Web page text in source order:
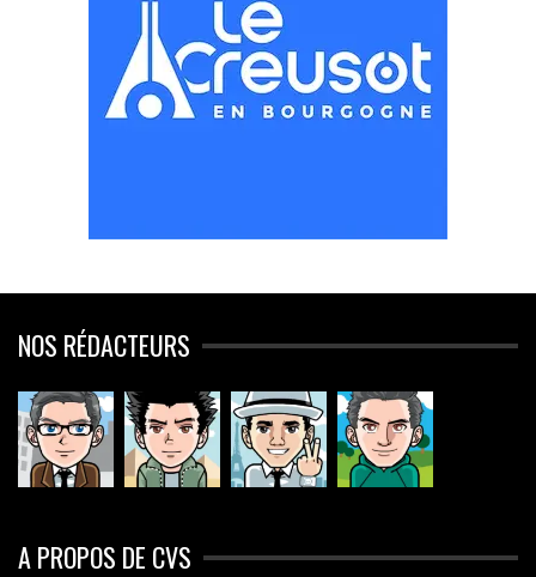
NOS RÉDACTEURS
A PROPOS DE CVS